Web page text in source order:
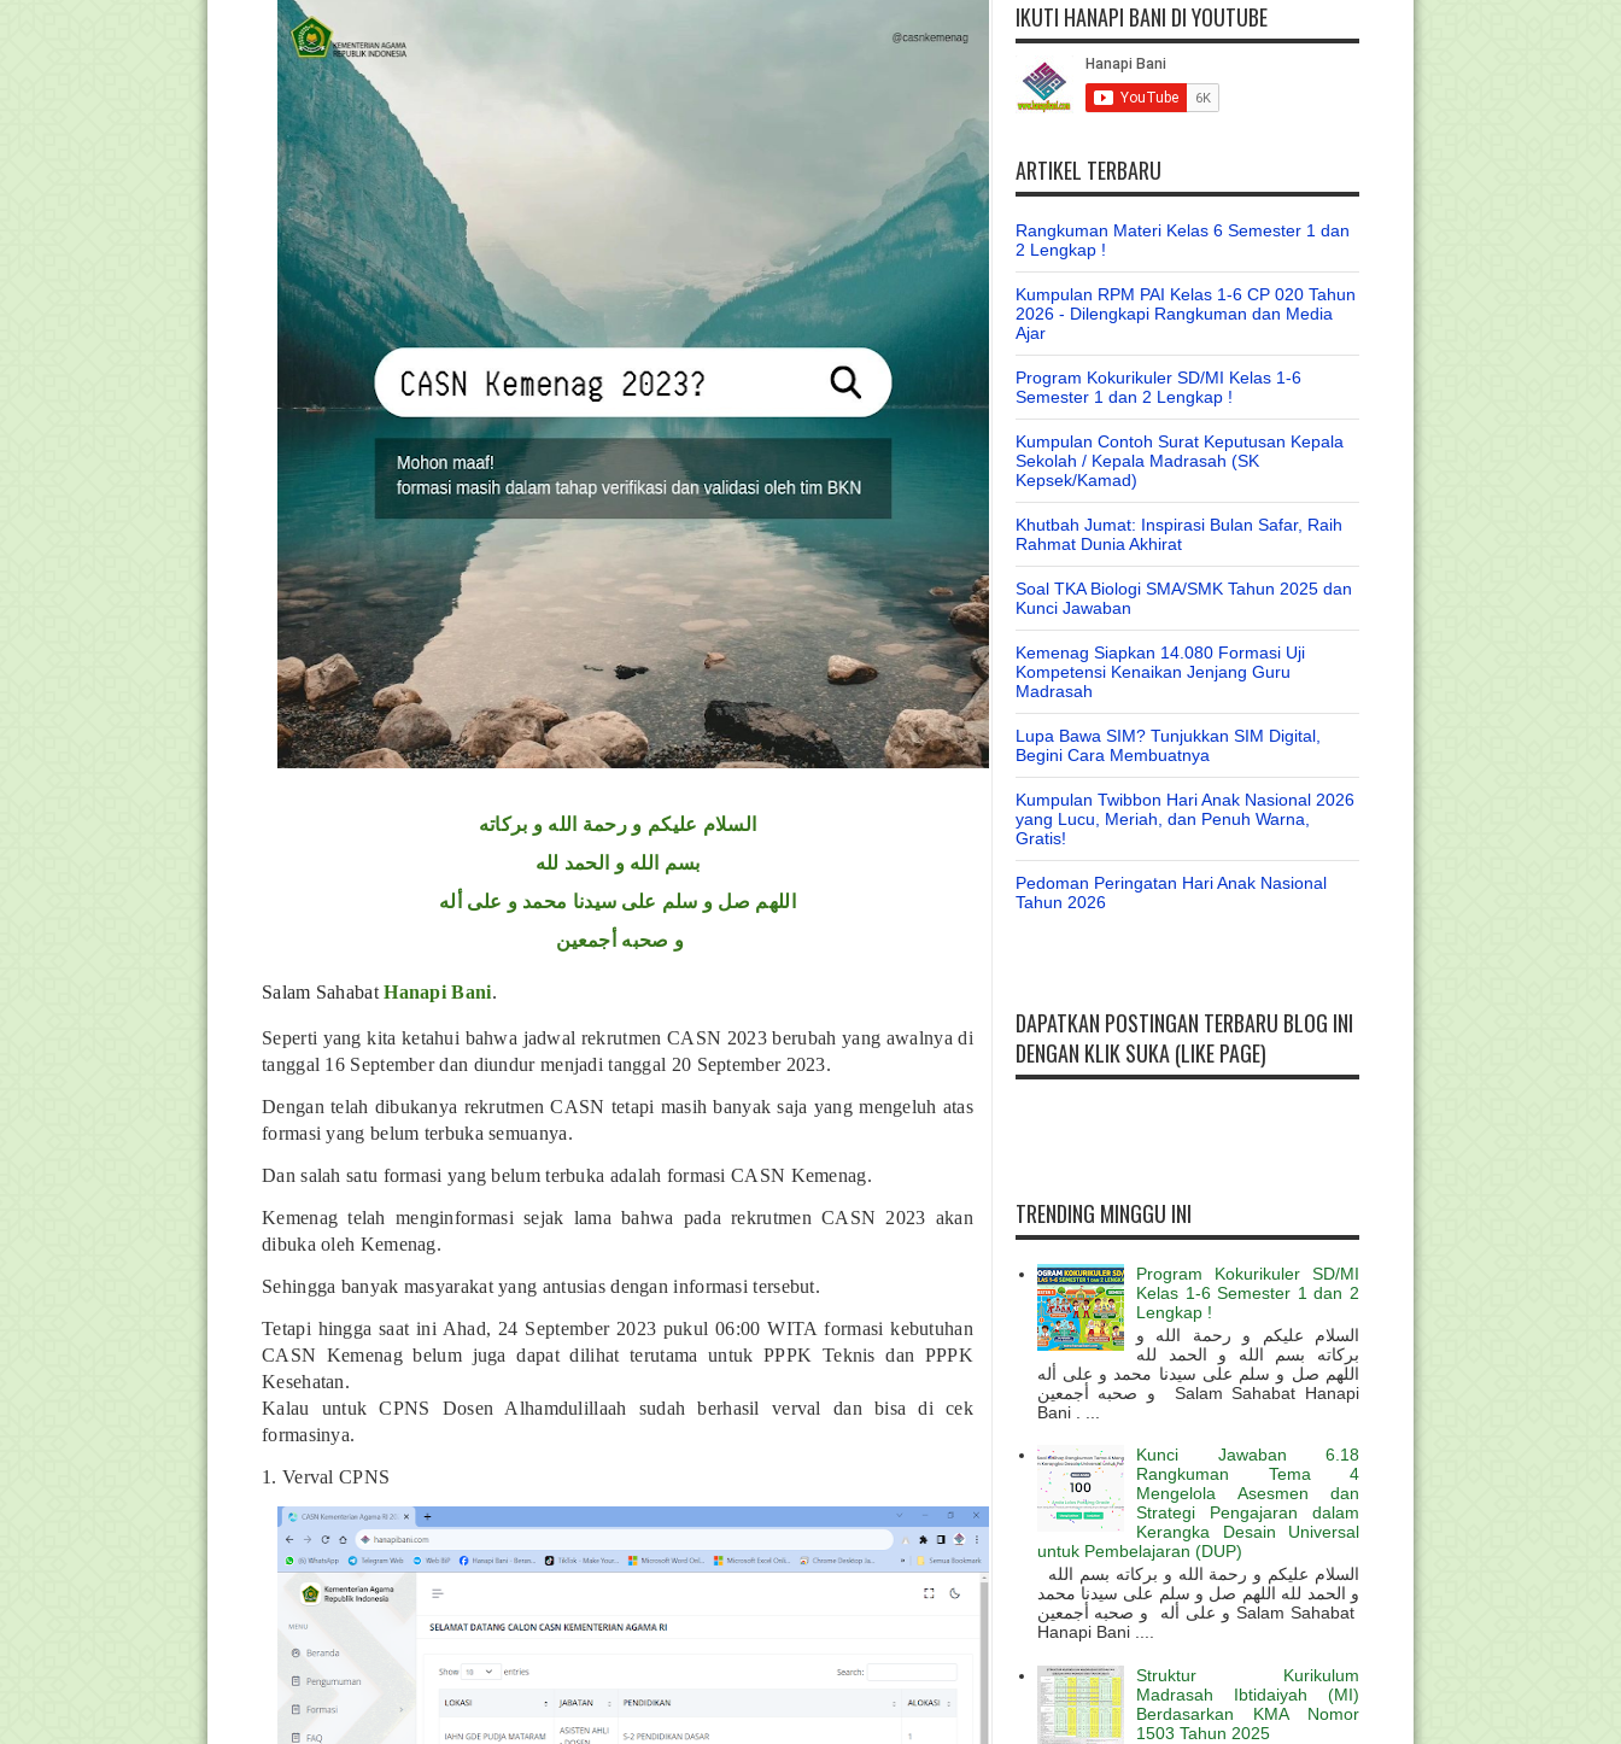
السلام عليكم و رحمة الله و بركاته
بسم الله و الحمد لله
اللهم صل و سلم على سيدنا محمد و على أله
و صحبه أجمعين
Salam SahabatHanapi Bani.
Seperti yang kita ketahui bahwa jadwal rekrutmen CASN 2023 berubah yang awalnya di
tanggal 16 September dan diundur menjadi tanggal 20 September 2023.
Dengan telah dibukanya rekrutmen CASN tetapi masih banyak saja yang mengeluh atas
formasi yang belum terbuka semuanya.
Dan salah satu formasi yang belum terbuka adalah formasi CASN Kemenag.
Kemenag telah menginformasi sejak lama bahwa pada rekrutmen CASN 2023 akan
dibuka oleh Kemenag.
Sehingga banyak masyarakat yang antusias dengan informasi tersebut.
Tetapi hingga saat ini Ahad, 24 September 2023 pukul 06:00 WITA formasi kebutuhan
CASN Kemenag belum juga dapat dilihat terutama untuk PPPK Teknis dan PPPK
Kesehatan.
Kalau untuk CPNS Dosen Alhamdulillaah sudah berhasil verval dan bisa di cek
formasinya.
1. Verval CPNS
IKUTI HANAPI BANI DI YOUTUBE
ARTIKEL TERBARU
Rangkuman Materi Kelas 6 Semester 1 dan
2 Lengkap !
Kumpulan RPM PAI Kelas 1-6 CP 020 Tahun
2026 - Dilengkapi Rangkuman dan Media
Ajar
Program Kokurikuler SD/MI Kelas 1-6
Semester 1 dan 2 Lengkap !
Kumpulan Contoh Surat Keputusan Kepala
Sekolah / Kepala Madrasah (SK
Kepsek/Kamad)
Khutbah Jumat: Inspirasi Bulan Safar, Raih
Rahmat Dunia Akhirat
Soal TKA Biologi SMA/SMK Tahun 2025 dan
Kunci Jawaban
Kemenag Siapkan 14.080 Formasi Uji
Kompetensi Kenaikan Jenjang Guru
Madrasah
Lupa Bawa SIM? Tunjukkan SIM Digital,
Begini Cara Membuatnya
Kumpulan Twibbon Hari Anak Nasional 2026
yang Lucu, Meriah, dan Penuh Warna,
Gratis!
Pedoman Peringatan Hari Anak Nasional
Tahun 2026
DAPATKAN POSTINGAN TERBARU BLOG INI
DENGAN KLIK SUKA (LIKE PAGE)
TRENDING MINGGU INI
Program Kokurikuler SD/MI
Kelas 1-6 Semester 1 dan 2
Lengkap !
السلام عليكم و رحمة الله و
بركاته بسم الله و الحمد لله
اللهم صل و سلم على سيدنا محمد و على أله
و صحبه أجمعين Salam Sahabat Hanapi
Bani . ...
Kunci Jawaban 6.18
Rangkuman Tema 4
Mengelola Asesmen dan
Strategi Pengajaran dalam
Kerangka Desain Universal
untuk Pembelajaran (DUP)
و الحمد لله اللهم صل و سلم على سيدنا محمد
و على أله و صحبه أجمعين Salam Sahabat
Hanapi Bani ....
Struktur Kurikulum
Madrasah Ibtidaiyah (MI)
Berdasarkan KMA Nomor
1503 Tahun 2025